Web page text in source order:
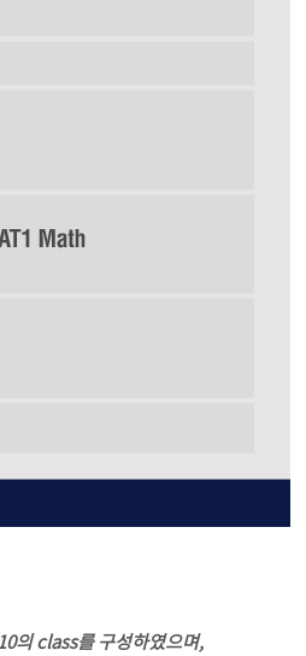
의 class를 구성하였으며,